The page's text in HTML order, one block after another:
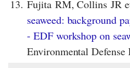
13. Fujita RM, Collins JR
seaweed: background
- EDF workshop on
Environmental